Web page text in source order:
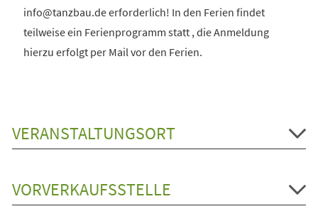
info@tanzbau.de erforderlich! In den Ferien findet
teilweise ein Ferienprogramm statt , die Anmeldung
hierzu erfolgt per Mail vor den Ferien.
VERANSTALTUNGSORT
VORVERKAUFSSTELLE